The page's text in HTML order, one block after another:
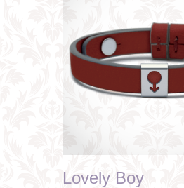
Lovely Boy